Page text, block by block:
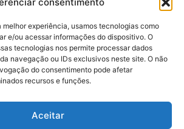
melhor experiência, usamos tecnologias como
e/ou acessar informações do dispositivo. O
tecnologias nos permite processar dados
navegação ou IDs exclusivos neste site. O não
do consentimento pode afetar
recursos e funções.
Aceitar
vive e consome internet no Brasil.
contato@portalg.com.br